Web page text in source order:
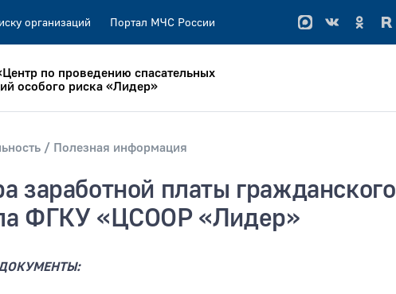
организаций Портал МЧС России
всей фразе отдельным словам
по проведению спасательных
особого риска «Лидер»
Полезная информация
заработной платы гражданского
ФГКУ «ЦСООР «Лидер»